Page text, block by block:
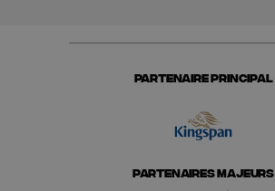
PARTENAIRE PRINCIPAL
PARTENAIRES MAJEURS